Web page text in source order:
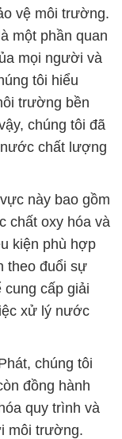
vệ môi trường.
một phần quan
mọi người và
tôi hiểu
trường bền
chúng tôi đã
chất lượng
này bao gồm
chất oxy hóa và
kiện phù hợp
theo đuổi sự
cung cấp giải
xử lý nước
chúng tôi
đồng hành
quy trình và
môi trường.